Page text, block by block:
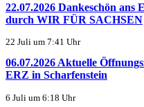
22.07.2026 Dankeschön
durch WIR FÜR SACHSEN
22 Juli um 7:41 Uhr
06.07.2026 Aktuelle
ERZ in Scharfenstein
6 Juli um 6:18 Uhr